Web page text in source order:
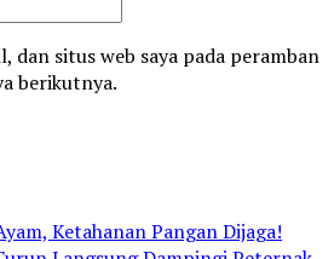
dan situs web saya pada peramban
berikutnya.